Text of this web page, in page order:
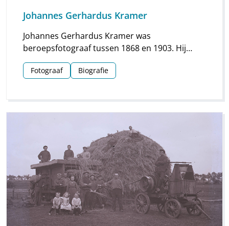
Johannes Gerhardus Kramer
Johannes Gerhardus Kramer was
beroepsfotograaf tussen 1868 en 1903. Hij
maakte vooral foto’s in Groningen, maar hij
streek ook meermaals neer in Drenthe. Vooral
Fotograaf Biografie